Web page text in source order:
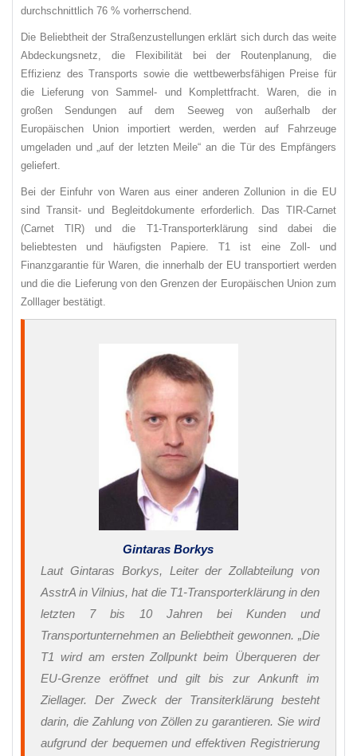
durchschnittlich 76 % vorherrschend.
Die Beliebtheit der Straßenzustellungen erklärt sich durch das weite
Abdeckungsnetz, die Flexibilität bei der Routenplanung, die
Effizienz des Transports sowie die wettbewerbsfähigen Preise für
die Lieferung von Sammel- und Komplettfracht. Waren, die in
großen Sendungen auf dem Seeweg von außerhalb der
Europäischen Union importiert werden, werden auf Fahrzeuge
umgeladen und „auf der letzten Meile“ an die Tür des Empfängers
geliefert.
Bei der Einfuhr von Waren aus einer anderen Zollunion in die EU
sind Transit- und Begleitdokumente erforderlich. Das TIR-Carnet
(Carnet TIR) und die T1-Transporterklärung sind dabei die
beliebtesten und häufigsten Papiere. T1 ist eine Zoll- und
Finanzgarantie für Waren, die innerhalb der EU transportiert werden
und die die Lieferung von den Grenzen der Europäischen Union zum
Zolllager bestätigt.
Gintaras Borkys
Laut Gintaras Borkys, Leiter der Zollabteilung von
AsstrA in Vilnius, hat die T1-Transporterklärung in den
letzten 7 bis 10 Jahren bei Kunden und
Transportunternehmen an Beliebtheit gewonnen. „Die
T1 wird am ersten Zollpunkt beim Überqueren der
EU-Grenze eröffnet und gilt bis zur Ankunft im
Ziellager. Der Zweck der Transiterklärung besteht
darin, die Zahlung von Zöllen zu garantieren. Sie wird
aufgrund der bequemen und effektiven Registrierung